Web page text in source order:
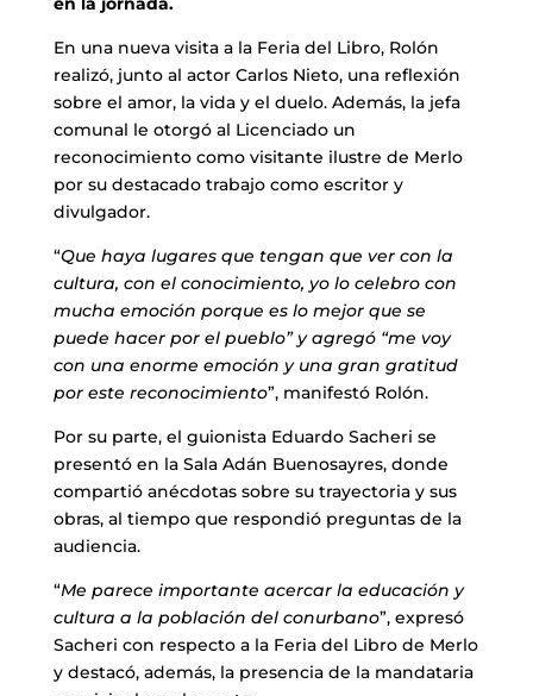
En una nueva visita a la Feria del Libro, Rolón
realizó, junto al actor Carlos Nieto, una reflexión
sobre el amor, la vida y el duelo. Además, la jefa
comunal le otorgó al Licenciado un
reconocimiento como visitante ilustre de Merlo
por su destacado trabajo como escritor y
divulgador.
“Que haya lugares que tengan que ver con la
cultura, con el conocimiento, yo lo celebro con
mucha emoción porque es lo mejor que se
puede hacer por el pueblo” y agregó “me voy
con una enorme emoción y una gran gratitud
por este reconocimiento”, manifestó Rolón.
Por su parte, el guionista Eduardo Sacheri se
presentó en la Sala Adán Buenosayres, donde
compartió anécdotas sobre su trayectoria y sus
obras, al tiempo que respondió preguntas de la
audiencia.
“Me parece importante acercar la educación y
cultura a la población del conurbano”, expresó
Sacheri con respecto a la Feria del Libro de Merlo
y destacó, además, la presencia de la mandataria